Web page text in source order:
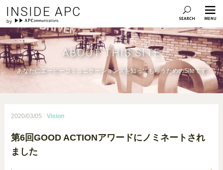
INSIDE APC
ABOUT THIS SITE
あなたにエーピーコミュニケーションズを知ってもらうためのSiteです
2020/03/05 Vision
第6回GOOD ACTIONアワードにノミネートされ
ました